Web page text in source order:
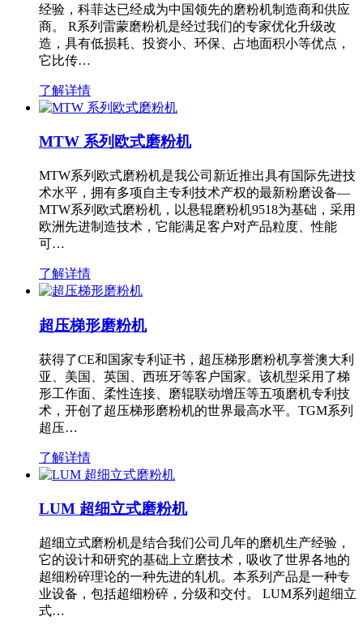
经验，科菲达已经成为中国领先的磨粉机制造商和供应
商。 R系列雷蒙磨粉机是经过我们的专家优化升级改
造，具有低损耗、投资小、环保、占地面积小等优点，
它比传…
了解详情
MTW 系列欧式磨粉机
MTW系列欧式磨粉机是我公司新近推出具有国际先进技
术水平，拥有多项自主专利技术产权的最新粉磨设备—
MTW系列欧式磨粉机，以悬辊磨粉机9518为基础，采用
欧洲先进制造技术，它能满足客户对产品粒度、性能
可…
了解详情
超压梯形磨粉机
获得了CE和国家专利证书，超压梯形磨粉机享誉澳大利
亚、美国、英国、西班牙等客户国家。该机型采用了梯
形工作面、柔性连接、磨辊联动增压等五项磨机专利技
术，开创了超压梯形磨粉机的世界最高水平。TGM系列
超压…
了解详情
LUM 超细立式磨粉机
超细立式磨粉机是结合我们公司几年的磨机生产经验，
它的设计和研究的基础上立磨技术，吸收了世界各地的
超细粉碎理论的一种先进的轧机。本系列产品是一种专
业设备，包括超细粉碎，分级和交付。 LUM系列超细立
式…